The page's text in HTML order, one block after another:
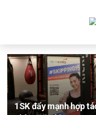
THỂ DỤC
1SK đẩy mạnh hợp